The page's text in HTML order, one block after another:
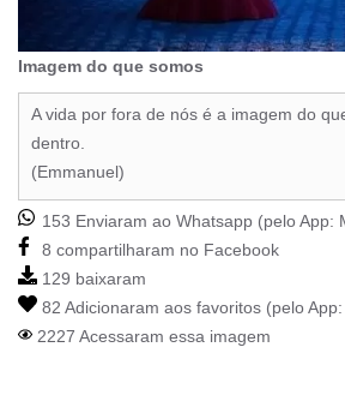
Imagem do que somos
A vida por fora de nós é a imagem do
dentro.
(Emmanuel)
153 Enviaram ao Whatsapp (pelo App:
8 compartilharam no Facebook
129 baixaram
82 Adicionaram aos favoritos (pelo App:
2227 Acessaram essa imagem